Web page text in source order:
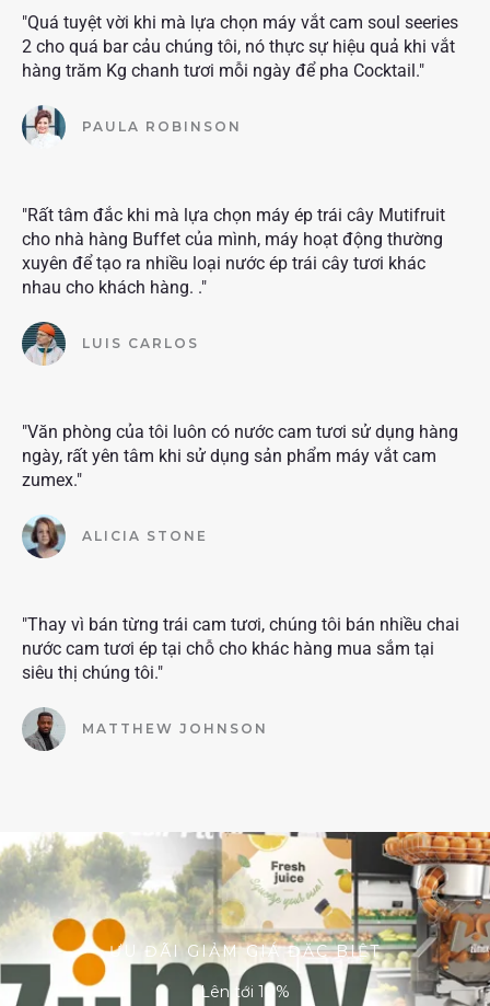
"Quá tuyệt vời khi mà lựa chọn máy vắt cam soul seeries
2 cho quá bar cảu chúng tôi, nó thực sự hiệu quả khi vắt
hàng trăm Kg chanh tươi mỗi ngày để pha Cocktail."
PAULA ROBINSON
"Rất tâm đắc khi mà lựa chọn máy ép trái cây Mutifruit
cho nhà hàng Buffet của mình, máy hoạt động thường
xuyên để tạo ra nhiều loại nước ép trái cây tươi khác
nhau cho khách hàng. ."
LUIS CARLOS
"Văn phòng của tôi luôn có nước cam tươi sử dụng hàng
ngày, rất yên tâm khi sử dụng sản phẩm máy vắt cam
zumex."
ALICIA STONE
"Thay vì bán từng trái cam tươi, chúng tôi bán nhiều chai
nước cam tươi ép tại chỗ cho khác hàng mua sắm tại
siêu thị chúng tôi."
MATTHEW JOHNSON
ƯU ĐÃI GIẢM GIÁ ĐẶC BIỆT
Lên tới 10%